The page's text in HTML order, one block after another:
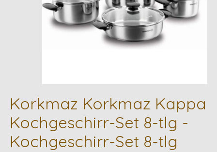
Korkmaz Korkmaz Kappa
Kochgeschirr-Set 8-tlg -
Kochgeschirr-Set 8-tlg